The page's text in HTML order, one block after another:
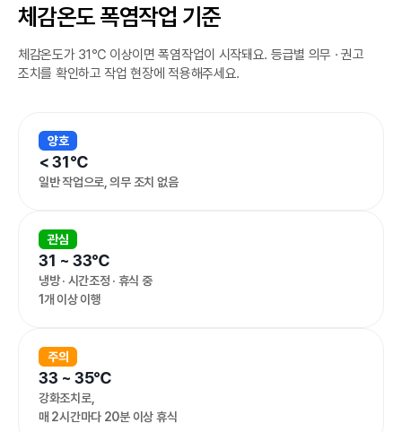
체감온도 폭염작업 기준
체감온도가 31℃ 이상이면 폭염작업이 시작돼요. 등급별 의무 · 권고
조치를 확인하고 작업 현장에 적용해주세요.
양호
< 31℃
일반 작업으로, 의무 조치 없음
관심
31 ~ 33℃
냉방 · 시간조정 · 휴식 중
1개 이상 이행
주의
33 ~ 35℃
강화조치로,
매 2시간마다 20분 이상 휴식